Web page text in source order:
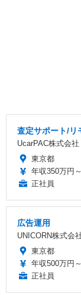
査定サポート/リ
UcarPAC株式会社
東京都
年収350万円
正社員
広告運用
UNICORN株式会
東京都
年収500万円
正社員